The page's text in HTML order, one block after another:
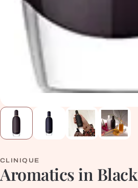
CLINIQUE
Aromatics in Black